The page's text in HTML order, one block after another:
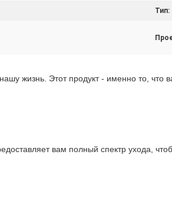
Тип:
жизнь. Этот продукт - именно то, что
вам полный спектр ухода,